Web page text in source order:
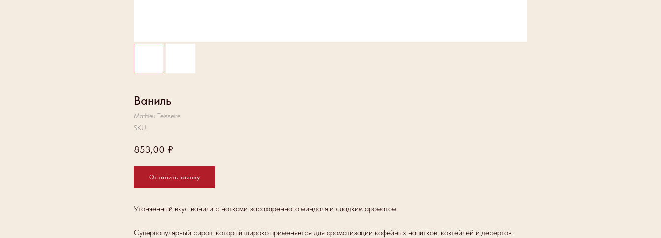
Ваниль
Mathieu Teisseire
SKU:
853,00 ₽
Оставить заявку
Утонченный вкус ванили с нотками засахаренного миндаля и сладким ароматом.
Суперпопулярный сироп, который широко применяется для ароматизации кофейных напитков, коктейлей и десертов.